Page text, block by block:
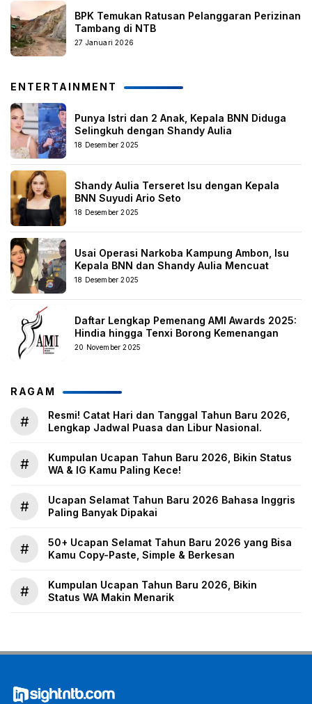
BPK Temukan Ratusan Pelanggaran Perizinan
Tambang di NTB
27 Januari 2026
ENTERTAINMENT
Punya Istri dan 2 Anak, Kepala BNN Diduga
Selingkuh dengan Shandy Aulia
18 Desember 2025
Shandy Aulia Terseret Isu dengan Kepala
BNN Suyudi Ario Seto
18 Desember 2025
Usai Operasi Narkoba Kampung Ambon, Isu
Kepala BNN dan Shandy Aulia Mencuat
18 Desember 2025
Daftar Lengkap Pemenang AMI Awards 2025:
Hindia hingga Tenxi Borong Kemenangan
20 November 2025
RAGAM
#
Resmi! Catat Hari dan Tanggal Tahun Baru 2026,
Lengkap Jadwal Puasa dan Libur Nasional.
#
Kumpulan Ucapan Tahun Baru 2026, Bikin Status
WA & IG Kamu Paling Kece!
#
Ucapan Selamat Tahun Baru 2026 Bahasa Inggris
Paling Banyak Dipakai
#
50+ Ucapan Selamat Tahun Baru 2026 yang Bisa
Kamu Copy-Paste, Simple & Berkesan
#
Kumpulan Ucapan Tahun Baru 2026, Bikin
Status WA Makin Menarik